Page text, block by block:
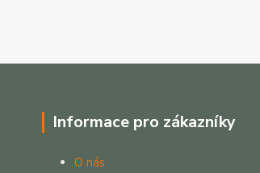
Informace pro zákazníky
O nás